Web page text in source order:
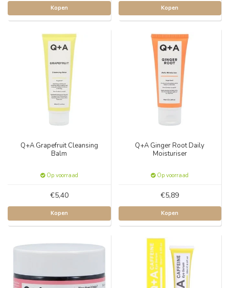
Kopen Kopen
Q+A Grapefruit Cleansing
Balm
Op voorraad
€5,40
Kopen
Q+A Ginger Root Daily
Moisturiser
Op voorraad
€5,89
Kopen